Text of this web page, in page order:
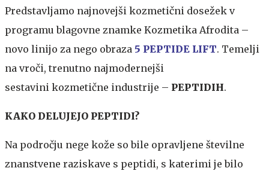
Predstavljamo najnovejši kozmetični dosežek v
programu blagovne znamke Kozmetika Afrodita –
novo linijo za nego obraza 5 PEPTIDE LIFT. Temelji
na vroči, trenutno najmodernejši
sestavini kozmetične industrije – PEPTIDIH.
KAKO DELUJEJO PEPTIDI?
Na področju nege kože so bile opravljene številne
znanstvene raziskave s peptidi, s katerimi je bilo